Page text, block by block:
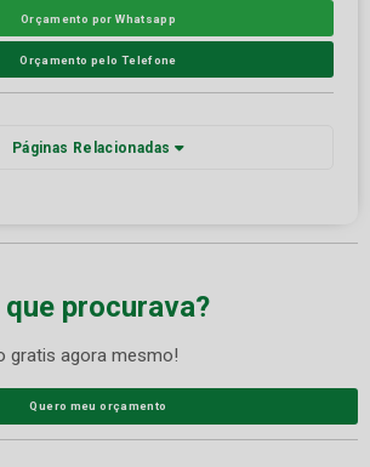
Orçamento por Whatsapp
Orçamento pelo Telefone
Páginas Relacionadas
procurava?
gratis agora mesmo!
Quero meu orçamento